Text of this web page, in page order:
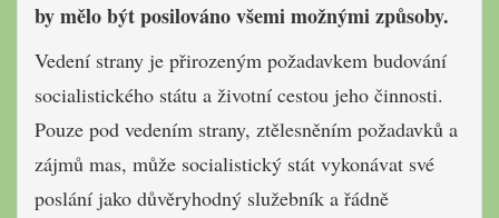
by mělo být posilováno všemi možnými způsoby.
Vedení strany je přirozeným požadavkem budování
socialistického státu a životní cestou jeho činnosti.
Pouze pod vedením strany, ztělesněním požadavků a
zájmů mas, může socialistický stát vykonávat své
poslání jako důvěryhodný služebník a řádně